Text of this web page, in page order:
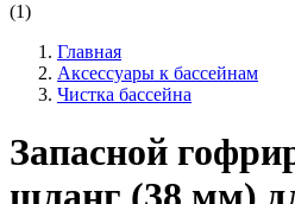
(1)
Главная
Аксессуары к бассейнам
Чистка бассейна
Запасной